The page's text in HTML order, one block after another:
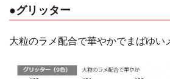
●グリッター
大粒のラメ配合で華やかでまばゆい